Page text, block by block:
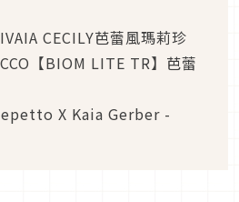
CECILY芭蕾風瑪莉珍
【BIOM LITE TR】芭蕾
X Kaia Gerber -